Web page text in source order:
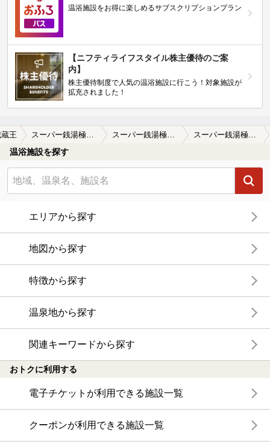
温浴施設をお得に楽しめるサブスクリプションプラン
【ニフティライフスタイル株主優待のご案
内】
株主優待制度で人気の温浴施設に行こう！対象施設が
拡充されました！
王 スーパー銭湯極楽湯 名取店の口コミ ドライサウナはオートロウリュが30分毎…
温浴施設を探す
エリアから探す
地図から探す
特徴から探す
温泉地から探す
関連キーワードから探す
おトクに利用する
電子チケットが利用できる施設一覧
クーポンが利用できる施設一覧